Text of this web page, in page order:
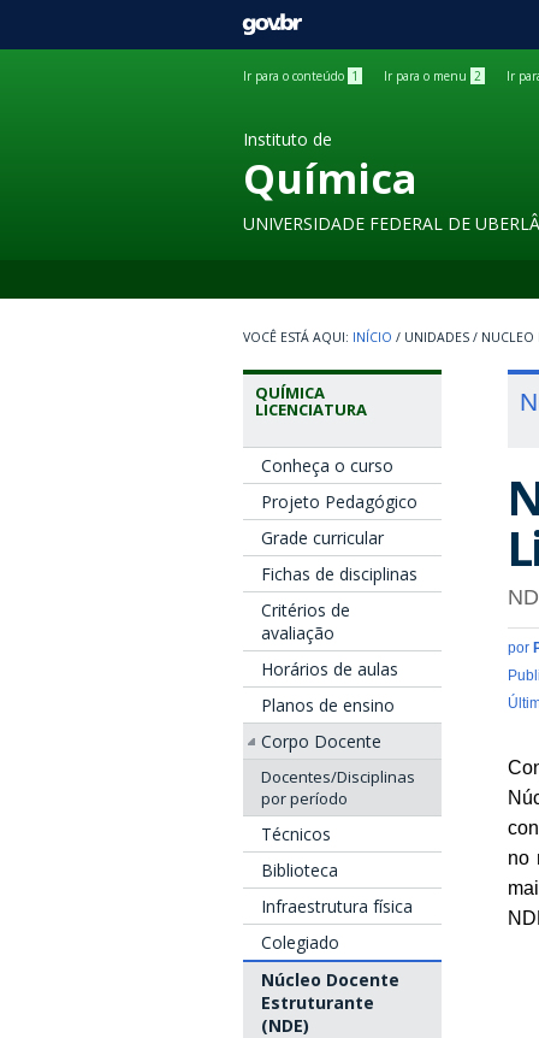
GOVBR
Ir para o conteúdo 1 Ir para o menu 2 Ir
Instituto de
Química
UNIVERSIDADE FEDERAL DE
INÍCIO / UNIDADES / NUCLEO
QUÍMICA
LICENCIATURA
Conheça o curso
Projeto Pedagógico
Grade curricular
Fichas de disciplinas
Critérios de
avaliação
Horários de aulas
Planos de ensino
Corpo Docente
Docentes/Disciplinas
por período
Técnicos
Biblioteca
Infraestrutura física
Colegiado
Núcleo Docente
Estruturante
(NDE)
por
no